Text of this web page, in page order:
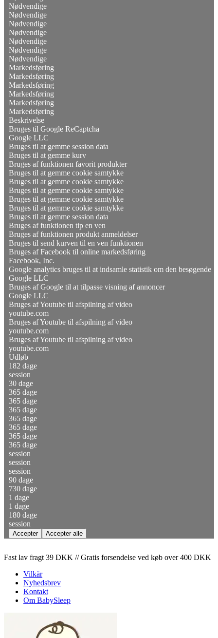
Nødvendige
Nødvendige
Nødvendige
Nødvendige
Nødvendige
Nødvendige
Nødvendige
Markedsføring
Markedsføring
Markedsføring
Markedsføring
Markedsføring
Markedsføring
Beskrivelse
Bruges til Google ReCaptcha
Google LLC
Bruges til at gemme session data
Bruges til at gemme kurv
Bruges af funktionen favorit produkter
Bruges til at gemme cookie samtykke
Bruges til at gemme cookie samtykke
Bruges til at gemme cookie samtykke
Bruges til at gemme cookie samtykke
Bruges til at gemme cookie samtykke
Bruges til at gemme session data
Bruges af funktionen tip en ven
Bruges af funktionen produkt anmeldelser
Bruges til send kurven til en ven funktionen
Bruges af Facebook til online markedsføring
Facebook, Inc.
Google analytics bruges til at indsamle statistik om den besøgende
Google LLC
Bruges af Google til at tilpasse visning af annoncer
Google LLC
Bruges af Youtube til afspilning af video
youtube.com
Bruges af Youtube til afspilning af video
youtube.com
Bruges af Youtube til afspilning af video
youtube.com
Udløb
182 dage
session
30 dage
365 dage
365 dage
365 dage
365 dage
365 dage
365 dage
365 dage
session
session
session
90 dage
730 dage
1 dage
1 dage
180 dage
session
Fast lav fragt 39 DKK // Gratis forsendelse ved køb over 400 DKK
Vilkår
Nyhedsbrev
Kontakt
Om BabySleep